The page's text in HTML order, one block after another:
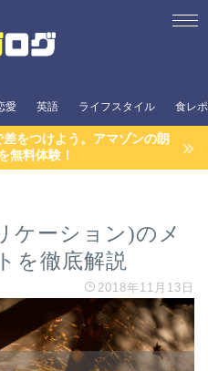
愛 英語 ライフスタイル 食レポ
差をつけよう。アマゾンの朗
無料体験！
ケーション)のメ
を徹底解説
2018年11月13日